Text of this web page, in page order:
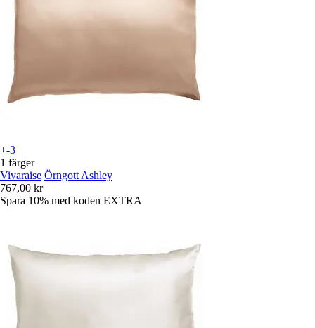
+-3
1 färger
Vivaraise Örngott Ashley
767,00 kr
Spara 10% med koden EXTRA